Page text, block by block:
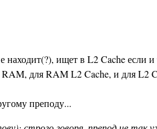
ищет в L2 Cache если
для RAM L2 Cache, и для L2
преподу...